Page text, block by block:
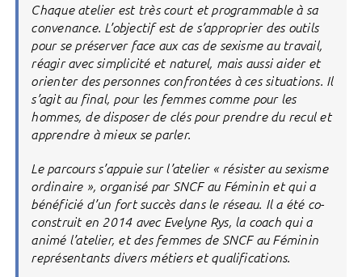
Chaque atelier est très court et programmable à sa
convenance. L’objectif est de s’approprier des outils
pour se préserver face aux cas de sexisme au travail,
réagir avec simplicité et naturel, mais aussi aider et
orienter des personnes confrontées à ces situations. Il
s’agit au final, pour les femmes comme pour les
hommes, de disposer de clés pour prendre du recul et
apprendre à mieux se parler.
Le parcours s’appuie sur l’atelier « résister au sexisme
ordinaire », organisé par SNCF au Féminin et qui a
bénéficié d’un fort succès dans le réseau. Il a été co-
construit en 2014 avec Evelyne Rys, la coach qui a
animé l’atelier, et des femmes de SNCF au Féminin
représentants divers métiers et qualifications.